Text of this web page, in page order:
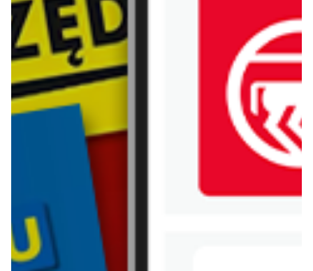
aktualna
Selgros
od dziś
Soplica - odkryj smaki lata w Lidlu
WIĘCEJ GAZETEK SELGROS